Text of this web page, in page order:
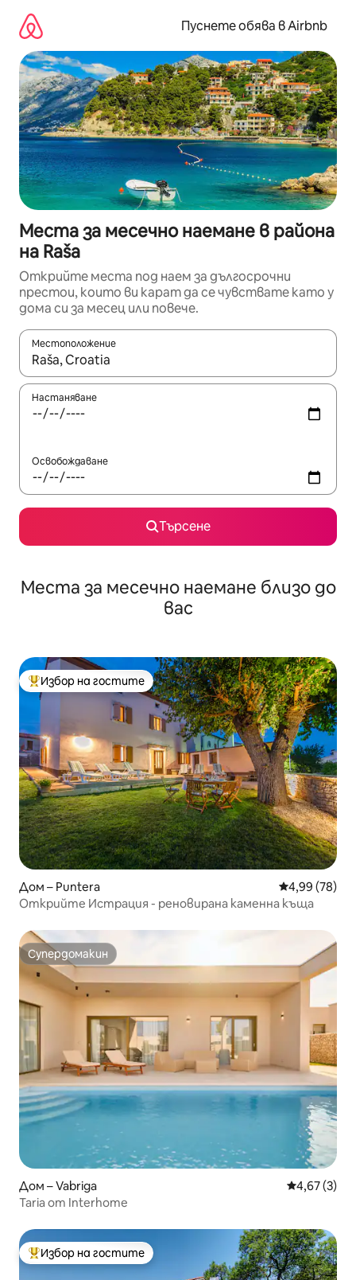
съдържанието
Пуснете обява в Airbnb
Места за месечно наемане в района
на Raša
Открийте места под наем за дългосрочни
престои, които ви карат да се чувствате като у
дома си за месец или повече.
Местоположение
Когато резултатите се покажат, използвайте
Настаняване
Освобождаване
Търсене
Места за месечно наемане близо до
вас
Най-популярен избор на гостите
Избор на гостите
Дом – Puntera Средна
4,99 (78)
Открийте Истрация - реновирана каменна къща
Супердомакин
Супердомакин
Дом – Vabriga Средна
4,67 (3)
Taria от Interhome
Най-популярен избор на гостите
Избор на гостите